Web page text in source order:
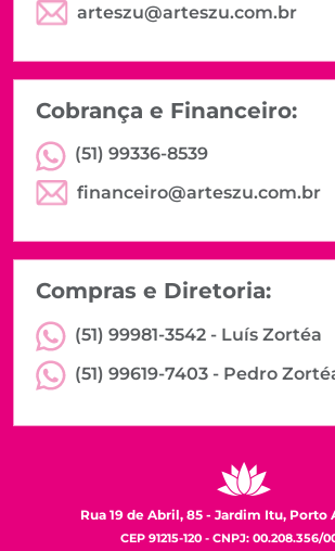
arteszu@arteszu.com.br
Cobrança e Financeiro:
(51) 99336-8539
financeiro@arteszu.com.br
Compras e Diretoria:
(51) 99981-3542 - Luís Zortéa
(51) 99619-7403 - Pedro
Rua 19 de Abril, 85 - Jardim Itu, Porto
CEP 91215-120 - CNPJ: 00.208.356/